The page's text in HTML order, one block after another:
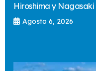
Hiroshima y Nagasaki
Agosto 6, 2026